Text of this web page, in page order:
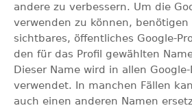
andere zu verbessern. Um die
verwenden zu können, benötigen
sichtbares, öffentliches Google-
den für das Profil gewählten
Dieser Name wird in allen
verwendet. In manchen Fällen
auch einen anderen Namen